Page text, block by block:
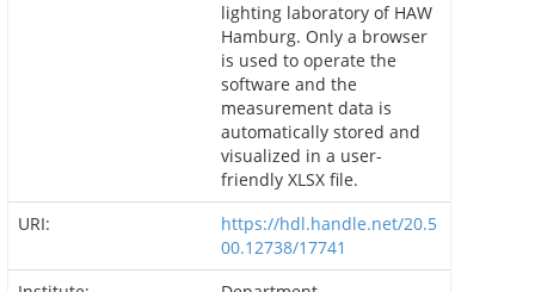
lighting laboratory of HAW
Hamburg. Only a browser
is used to operate the
software and the
measurement data is
automatically stored and
visualized in a user-
friendly XLSX file.
URI:
https://hdl.handle.net/20.5
00.12738/17741